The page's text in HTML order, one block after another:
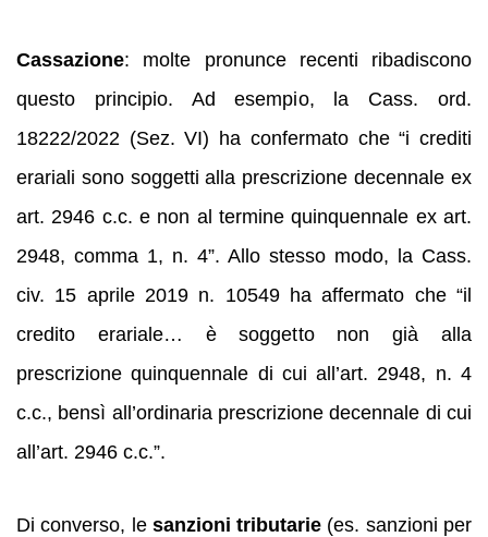
Cassazione: molte pronunce recenti ribadiscono
questo principio. Ad esempio, la Cass. ord.
18222/2022 (Sez. VI) ha confermato che “i crediti
erariali sono soggetti alla prescrizione decennale ex
art. 2946 c.c. e non al termine quinquennale ex art.
2948, comma 1, n. 4”. Allo stesso modo, la Cass.
civ. 15 aprile 2019 n. 10549 ha affermato che “il
credito erariale… è soggetto non già alla
prescrizione quinquennale di cui all’art. 2948, n. 4
c.c., bensì all’ordinaria prescrizione decennale di cui
all’art. 2946 c.c.”.
Di converso, le sanzioni tributarie (es. sanzioni per